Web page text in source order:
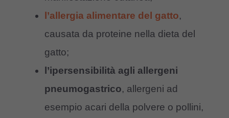
l’allergia alimentare del gatto,
causata da proteine nella dieta del
gatto;
l’ipersensibilità agli allergeni
pneumogastrico, allergeni ad
esempio acari della polvere o pollini,